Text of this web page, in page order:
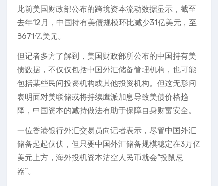
此前美国财政部公布的跨境资本流动数据显示，截至
去年12月，中国持有美债规模环比减少31亿美元，至
8671亿美元。
但记者多方了解到，美国财政部所公布的中国持有美
债数据，不仅仅包括中国外汇储备管理机构，也可能
包括某些民间投资机构或其他投资机构。但这无形间
表明面对美联储或将持续鹰派加息导致美债价格趋
降，中国资本的减持做法有助于保障自身财富安全。
一位香港银行外汇交易员向记者表示，尽管中国外汇
储备起起伏伏，但只要中国外汇储备规模稳定在3万亿
美元上方，海外投机资本沽空人民币就会“投鼠忌
器”。